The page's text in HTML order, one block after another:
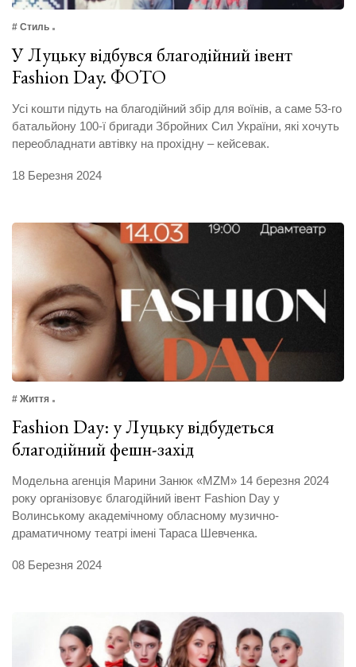
# Стиль
У Луцьку відбувся благодійний івент
Fashion Day. ФОТО
Усі кошти підуть на благодійний збір для воїнів, а саме 53-го
батальйону 100-ї бригади Збройних Сил України, які хочуть
переобладнати автівку на прохідну – кейсевак.
18 Березня 2024
# Життя
Fashion Day: у Луцьку відбудеться
благодійний фешн-захід
Модельна агенція Марини Занюк «MZM» 14 березня 2024
року організовує благодійний івент Fashion Day у
Волинському академічному обласному музично-
драматичному театрі імені Тараса Шевченка.
08 Березня 2024